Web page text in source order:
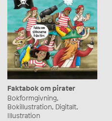
Faktabok om pirater
Bokformgivning,
Bokillustration, Digitalt,
Illustration